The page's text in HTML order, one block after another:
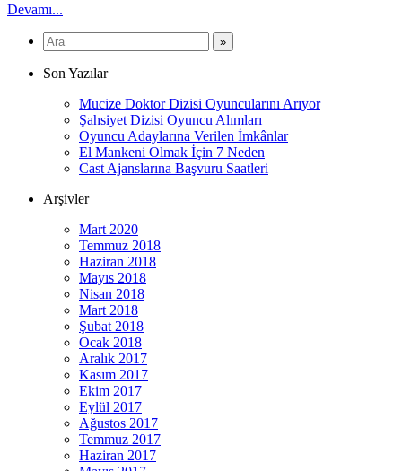
Devamı...
Son Yazılar
Mucize Doktor Dizisi Oyuncularını Arıyor
Şahsiyet Dizisi Oyuncu Alımları
Oyuncu Adaylarına Verilen İmkânlar
El Mankeni Olmak İçin 7 Neden
Cast Ajanslarına Başvuru Saatleri
Arşivler
Mart 2020
Temmuz 2018
Haziran 2018
Mayıs 2018
Nisan 2018
Mart 2018
Şubat 2018
Ocak 2018
Aralık 2017
Kasım 2017
Ekim 2017
Eylül 2017
Ağustos 2017
Temmuz 2017
Haziran 2017